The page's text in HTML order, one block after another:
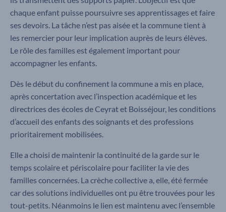
chaque enfant puisse poursuivre ses apprentissages et faire
ses devoirs. La tâche n’est pas aisée et la commune tient à
les remercier pour leur implication auprès de leurs élèves.
Le rôle des familles est également important pour
accompagner les enfants.
Dès le début du confinement la commune a mis en place,
après concertation avec l’inspection académique et les
directrices des écoles de Ceyrat et Boisséjour, les conditions
d’accueil des enfants des soignants et des professions
prioritairement mobilisées.
Elle a choisi de maintenir la continuité de la garde sur le
temps scolaire et périscolaire pour faciliter la vie des
familles concernées. La crèche collective a, elle, été fermée
car des solutions individuelles ont pu être trouvées pour les
tout-petits. Néanmoins le lien est maintenu avec l’ensemble